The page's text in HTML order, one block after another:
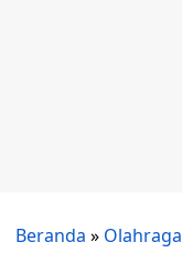
Beranda » Olahraga